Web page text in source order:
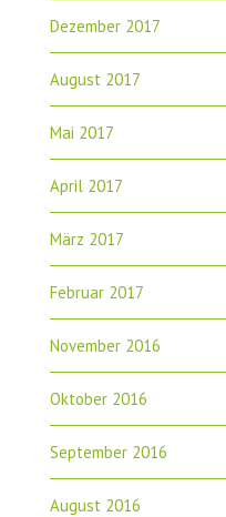
Dezember 2017
August 2017
Mai 2017
April 2017
März 2017
Februar 2017
November 2016
Oktober 2016
September 2016
August 2016